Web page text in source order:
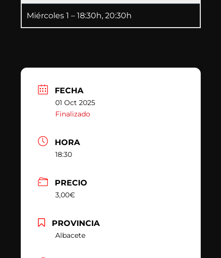
Miércoles 1 – 18:30h, 20:30h
FECHA
01 Oct 2025
Finalizado
HORA
18:30
PRECIO
3,00€
PROVINCIA
Albacete